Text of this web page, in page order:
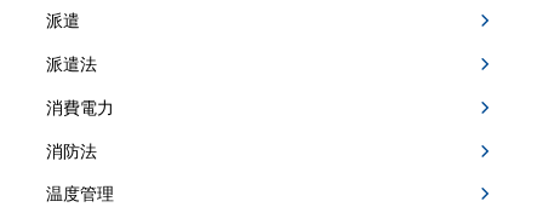
派遣
派遣法
消費電力
消防法
温度管理